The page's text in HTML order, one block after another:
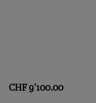
CHF 9'100.00